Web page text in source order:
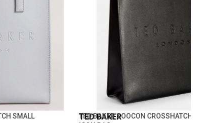
SMALL
TED BAKER
TED BAKER SOOCON CROSSHATCH